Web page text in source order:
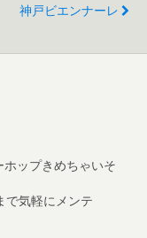
神戸ビエンナーレ
ップきめちゃいそ
で気軽にメンテ